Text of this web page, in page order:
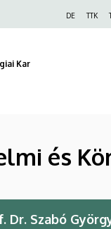
FelsőDE TTK
Kar
és
Dr. Szabó